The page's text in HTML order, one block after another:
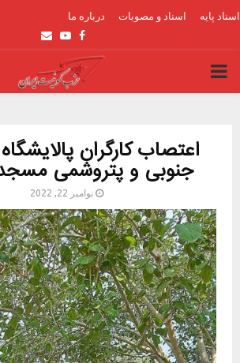
اسناد پایه اسناد و مصوبات درباره ما
Facebook
Youtube
Email
PRIMARY
اعتصاب کارگران
جنوبی و پتروشمی
نوامبر 22, 2022